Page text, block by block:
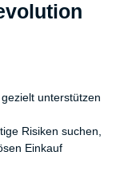
unterstützen
Risiken suchen,
Einkauf